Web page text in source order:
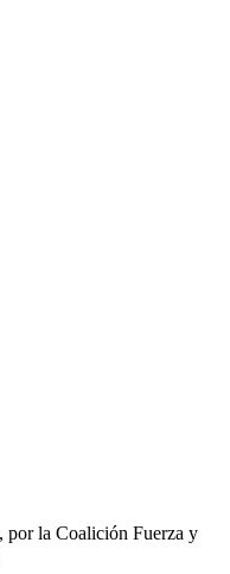
por la Coalición Fuerza y